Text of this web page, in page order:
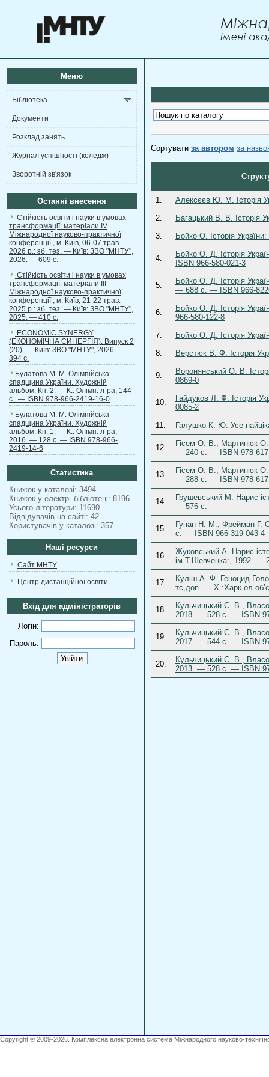
Меню
Бібліотека
Документи
Розклад занять
Журнал успішності (коледж)
Зворотній зв'язок
Останні внесення
Стійкість освіти і науки в умовах
трансформації: матеріали ІV
Міжнародної науково-практичної
конференції , м. Київ, 06-07 трав.
2026 р.: зб. тез. — Київ: ЗВО "МНТУ",
2026. — 609 с.
Стійкість освіти і науки в умовах
трансформації: матеріали ІІІ
Міжнародної науково-практичної
конференції , м. Київ, 21-22 трав.
2025 р.: зб. тез. — Київ: ЗВО "МНТУ",
2025. — 410 с.
ECONOMIC SYNERGY
(ЕКОНОМІЧНА СИНЕРГІЯ). Випуск 2
(20). — Київ: ЗВО "МНТУ", 2026. —
394 с.
Булатова М. М. Олімпійська
спадщина України. Художній
альбом. Кн. 2. — К.: Олімп. л-ра, 144
с.. — ISBN 978-966-2419-16-0
Булатова М. М. Олімпійська
спадщина України. Художній
альбом. Кн. 1. — К.: Олімп. л-ра,
2016. — 128 с. — ISBN 978-966-
2419-14-6
Статистика
Книжок у каталозі: 3494
Книжок у електр. бібліотеці: 8196
Усього літератури: 11690
Відвідувачів на сайті: 42
Користувачів у каталозі: 357
Наші ресурси
Сайт МНТУ
Центр дистанційної освіти
Вхід для адміністраторів
Логін:
Пароль:
Сортувати за автором за
1.
Алексєєв Ю. М. Історія
2.
Багацький В. В. Історія
3.
Бойко О. Історія
4.
Бойко О. Д. Історія
ISBN 966-580-021-3
5.
Бойко О. Д. Історія
— 688 с. — ISBN 966-
6.
Бойко О. Д. Історія
966-580-122-8
7.
Бойко О. Д. Історія
8.
Верстюк В. Ф. Історія
9.
Воронянський О. В.
0869-0
10.
Гайдуков Л. Ф. Історія
0085-2
11.
Галушко К. Ю. Усе
12.
Гісем О. В., Мартинюк О.
— 240 с. — ISBN 978-
13.
Гісем О. В., Мартинюк О.
— 288 с. — ISBN 978-
14.
Грушевський М. Нарис
— 576 с.
15.
Гупан Н. М., Фрейман Г.
с. — ISBN 966-319-043-4
16.
Жуковський А. Нарис
ім.Т.Шевченка:, 1992. —
17.
Куліш А. Ф.
тє,доп. —
18.
Кульчицький С. В.,
2018. — 528 с. — ISBN
19.
Кульчицький С. В.,
2017. — 544 с. — ISBN
20.
Кульчицький С. В.,
2013. — 528 с. — ISBN
Copyright ® 2009-2026. Комплексна електронна система Міжнародного науково-